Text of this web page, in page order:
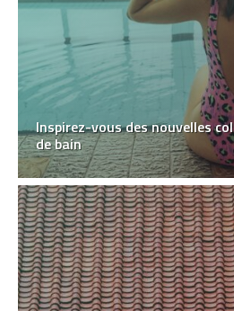
Inspirez-vous des nouvelles
de bain